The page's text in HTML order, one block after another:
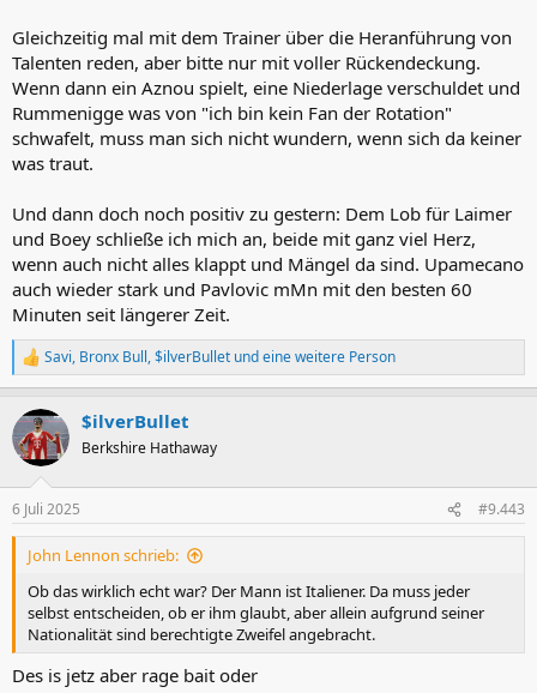
Gleichzeitig mal mit dem Trainer über die Heranführung von
Talenten reden, aber bitte nur mit voller Rückendeckung.
Wenn dann ein Aznou spielt, eine Niederlage verschuldet und
Rummenigge was von "ich bin kein Fan der Rotation"
schwafelt, muss man sich nicht wundern, wenn sich da keiner
was traut.
Und dann doch noch positiv zu gestern: Dem Lob für Laimer
und Boey schließe ich mich an, beide mit ganz viel Herz,
wenn auch nicht alles klappt und Mängel da sind. Upamecano
auch wieder stark und Pavlovic mMn mit den besten 60
Minuten seit längerer Zeit.
R
e
k
t
i
e
n
Savi, Bronx Bull,$ilverBullet und eine weitere Person
$ilverBullet
Berkshire Hathaway
6 Juli 2025 #9.443
John Lennon schrieb:
Ob das wirklich echt war? Der Mann ist Italiener. Da muss jeder
selbst entscheiden, ob er ihm glaubt, aber allein aufgrund seiner
Nationalität sind berechtigte Zweifel angebracht.
Des is jetz aber rage bait oder